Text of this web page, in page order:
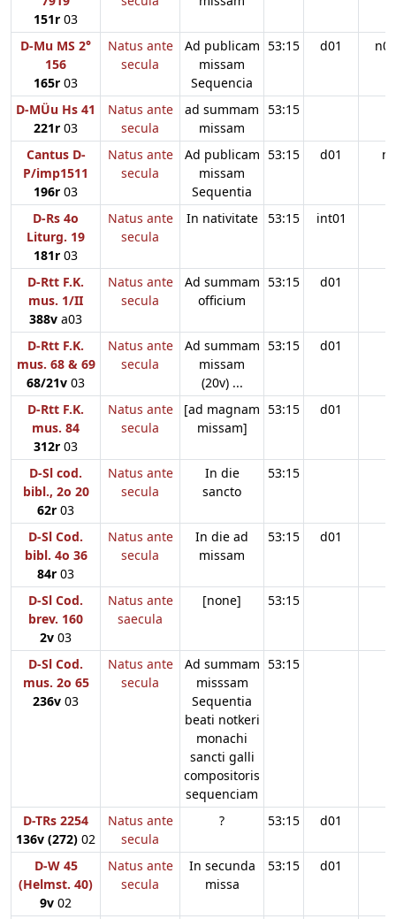
151r 03
D-Mu MS 2°
156
165r 03
Natus ante
secula
Ad publicam
missam
Sequencia
53:15 d01 n01
D-MÜu Hs 41
221r 03
Natus ante
secula
ad summam
missam
53:15
Cantus D-
P/imp1511
196r 03
Natus ante
secula
Ad publicam
missam
Sequentia
53:15 d01 n
D-Rs 4o
Liturg. 19
181r 03
Natus ante
secula
In nativitate 53:15 int01
D-Rtt F.K.
mus. 1/II
388v a03
Natus ante
secula
Ad summam
officium
53:15 d01
D-Rtt F.K.
mus. 68 & 69
68/21v 03
Natus ante
secula
Ad summam
missam
(20v) ...
53:15 d01
D-Rtt F.K.
mus. 84
312r 03
Natus ante
secula
[ad magnam
missam]
53:15 d01
D-Sl cod.
bibl., 2o 20
62r 03
Natus ante
secula
In die
sancto
53:15
D-Sl Cod.
bibl. 4o 36
84r 03
Natus ante
secula
In die ad
missam
53:15 d01
D-Sl Cod.
brev. 160
2v 03
Natus ante
saecula
[none] 53:15
D-Sl Cod.
mus. 2o 65
236v 03
Natus ante
secula
Ad summam
misssam
Sequentia
beati notkeri
monachi
sancti galli
compositoris
sequenciam
53:15
D-TRs 2254
136v (272) 02
Natus ante
secula
? 53:15 d01
D-W 45
(Helmst. 40)
9v 02
Natus ante
secula
In secunda
missa
53:15 d01